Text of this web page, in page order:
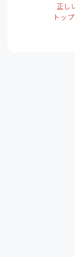
正し
トッ